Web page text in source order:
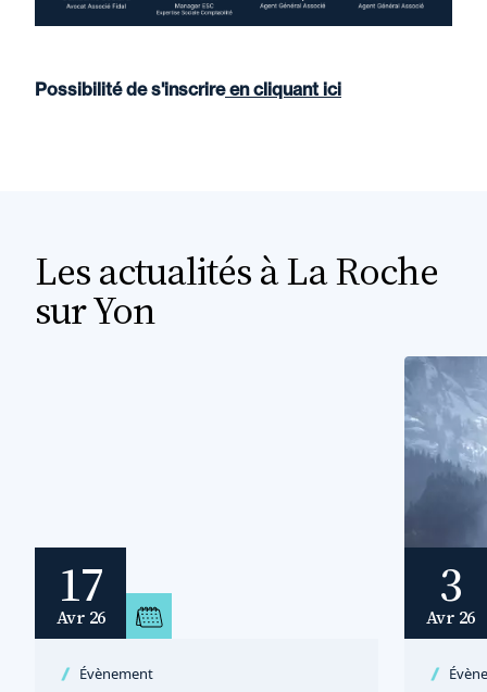
Possibilité de s'inscrire en cliquant ici
Les actualités à La Roche
sur Yon
17
Avr 26
Évènement
3
Avr 26